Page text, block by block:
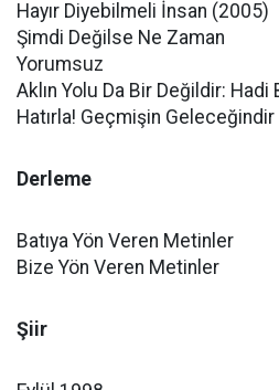
Hayır Diyebilmeli İnsan (2005)
Şimdi Değilse Ne Zaman
Yorumsuz
Aklın Yolu Da Bir Değildir: Hadi
Hatırla! Geçmişin Geleceğindir
Derleme
Batıya Yön Veren Metinler
Bize Yön Veren Metinler
Şiir